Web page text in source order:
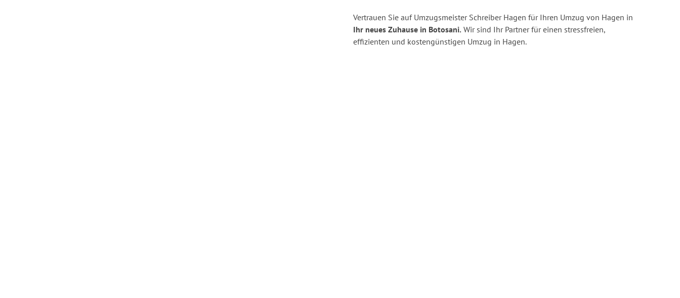
Vertrauen Sie auf Umzugsmeister Schreiber Hagen für Ihren Umzug von Hagen in
Ihr neues Zuhause in Botosani. Wir sind Ihr Partner für einen stressfreien,
effizienten und kostengünstigen Umzug in Hagen.